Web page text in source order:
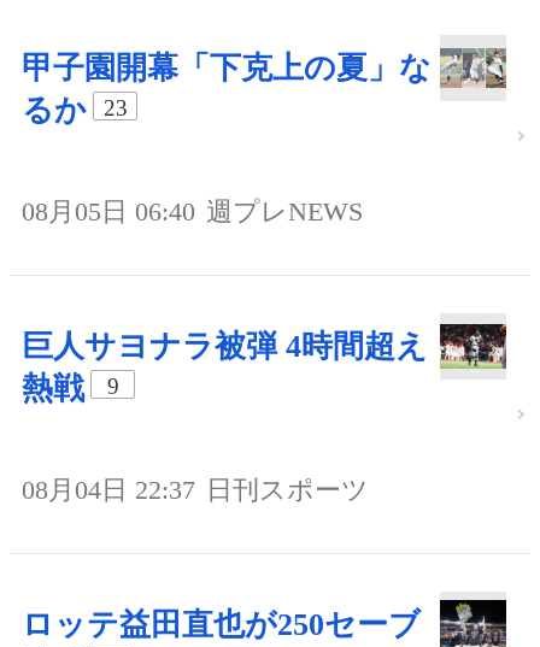
甲子園開幕「下克上の夏」な
るか
23
08月05日 06:40 週プレNEWS
巨人サヨナラ被弾 4時間超え
熱戦
9
08月04日 22:37 日刊スポーツ
ロッテ益田直也が250セーブ